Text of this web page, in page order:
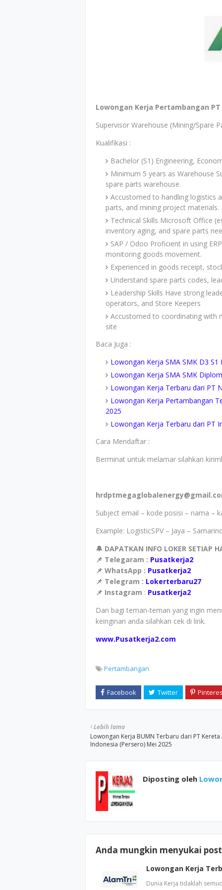
Lowongan Kerja Pertambangan
Supervisor Warehouse (Mining/Spare
Kualifikasi :
Bachelor (S1) Engineering,
Minimum 5 years as Warehouse
spare parts warehouse.
Accustomed to handling logistics
parts, and mining project materials.
Technical Skills Microsoft Office
inventory aging, and spare parts
SAP / Odoo Proficient in using
monitoring goods movement.
Experienced in goods receipt,
Understand spare parts codes,
Leadership Skills Have strong
operators, and Store Keepers
Accustomed to coordinating with
site
Baca Juga :
Lowongan Kerja SMA SMK D3
Lowongan Kerja SMA SMK
Lowongan Kerja Terbaru dari PT
Lowongan Kerja Pertambangan
2025
Lowongan Kerja Terbaru dari PT
Cara Mendaftar :
Berminat untuk melamar silahkan
Subject email – kode posisi – nama –
Example: LogisticSPV – Jaya –
🔔 DAPATKAN INFO LOKER SETIAP
📌 Telegaram : Pusatkerja2
📌 WhatsApp : Pusatkerja2
📌 Telegram : Lokerterbaru27
📌 Instagram : Pusatkerja2
Dan bagi teman-teman yang ingin
keinginan anda silahkan cek di link.
www.Pusatkerja2.com
Pertambangan
Lebih lama
Lowongan Kerja BUMN Terbaru dari PT Kereta
Indonesia (Persero) Mei 2025
Diposting oleh
Anda mungkin menyukai
Lowongan Kerja
Dunia Kerja tidaklah